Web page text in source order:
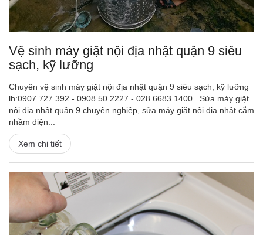
Vệ sinh máy giặt nội địa nhật quận 9 siêu
sạch, kỹ lưỡng
Chuyên vệ sinh máy giặt nội địa nhật quận 9 siêu sạch, kỹ lưỡng
lh:0907.727.392 - 0908.50.2227 - 028.6683.1400 Sửa máy giặt
nội địa nhật quận 9 chuyên nghiệp, sửa máy giặt nội địa nhật cắm
nhầm điện...
Xem chi tiết